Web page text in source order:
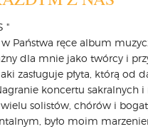
"
Państwa ręce album
dla mnie jako twórcy i
zasługuje płyta, którą od
koncertu sakralnych
wielu solistów, chórów i
było moim